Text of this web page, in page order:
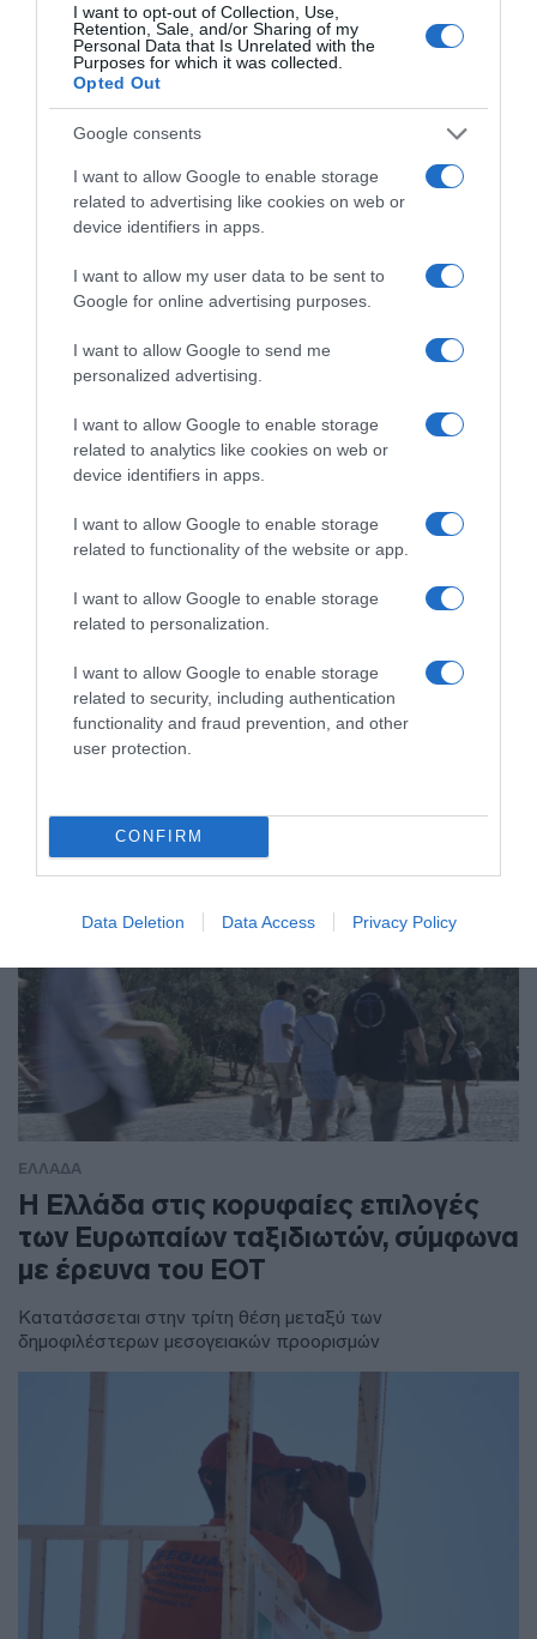
I want to opt-out of Collection, Use,
Retention, Sale, and/or Sharing of my
Personal Data that Is Unrelated with the
Purposes for which it was collected.
Opted Out
Google consents
I want to allow Google to enable storage
related to advertising like cookies on web or
device identifiers in apps.
I want to allow my user data to be sent to
Google for online advertising purposes.
I want to allow Google to send me
personalized advertising.
I want to allow Google to enable storage
related to analytics like cookies on web or
device identifiers in apps.
I want to allow Google to enable storage
related to functionality of the website or app.
I want to allow Google to enable storage
related to personalization.
I want to allow Google to enable storage
related to security, including authentication
functionality and fraud prevention, and other
user protection.
CONFIRM
Data Deletion Data Access Privacy Policy
ΕΛΛΑΔΑ
ΕΛΛΑΔΑ
Η Ελλάδα στις κορυφαίες επιλογές
των Ευρωπαίων ταξιδιωτών, σύμφωνα
με έρευνα του ΕΟΤ
Κατατάσσεται στην τρίτη θέση μεταξύ των
δημοφιλέστερων μεσογειακών προορισμών